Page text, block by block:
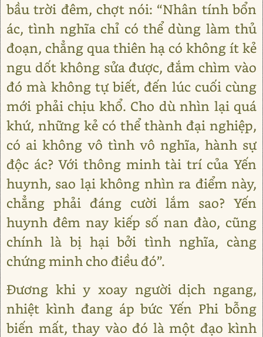
bầu trời đêm, chợt nói: “Nhân tính bổn
ác, tình nghĩa chỉ có thể dùng làm thủ
đoạn, chẳng qua thiên hạ có không ít kẻ
ngu dốt không sửa được, đắm chìm vào
đó mà không tự biết, đến lúc cuối cùng
mới phải chịu khổ. Cho dù nhìn lại quá
khứ, những kẻ có thể thành đại nghiệp,
có ai không vô tình vô nghĩa, hành sự
độc ác? Với thông minh tài trí của Yến
huynh, sao lại không nhìn ra điểm này,
chẳng phải đáng cười lắm sao? Yến
huynh đêm nay kiếp số nan đào, cũng
chính là bị hại bởi tình nghĩa, càng
chứng minh cho điều đó”.
Đương khi y xoay người dịch ngang,
nhiệt kình đang áp bức Yến Phi bỗng
biến mất, thay vào đó là một đạo kình